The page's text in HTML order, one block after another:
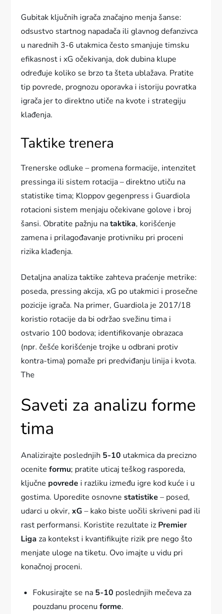
Gubitak ključnih igrača značajno menja šanse:
odsustvo startnog napadača ili glavnog defanzivca
u narednih 3-6 utakmica često smanjuje timsku
efikasnost i xG očekivanja, dok dubina klupe
određuje koliko se brzo ta šteta ublažava. Pratite
tip povrede, prognozu oporavka i istoriju povratka
igrača jer to direktno utiče na kvote i strategiju
klađenja.
Taktike trenera
Trenerske odluke – promena formacije, intenzitet
pressinga ili sistem rotacija – direktno utiču na
statistike tima; Kloppov gegenpress i Guardiola
rotacioni sistem menjaju očekivane golove i broj
šansi. Obratite pažnju nataktika, korišćenje
zamena i prilagođavanje protivniku pri proceni
rizika klađenja.
Detaljna analiza taktike zahteva praćenje metrike:
poseda, pressing akcija, xG po utakmici i prosečne
pozicije igrača. Na primer, Guardiola je 2017/18
koristio rotacije da bi održao svežinu tima i
ostvario 100 bodova; identifikovanje obrazaca
(npr. češće korišćenje trojke u odbrani protiv
kontra-tima) pomaže pri predviđanju linija i kvota.
The
Saveti za analizu forme
tima
Analizirajte poslednjih 5-10 utakmica da precizno
oceniteformu; pratite uticaj teškog rasporeda,
ključne povrede i razliku između igre kod kuće i u
gostima. Uporedite osnovnestatistike – posed,
udarci u okvir,xG – kako biste uočili skriveni pad ili
rast performansi. Koristite rezultate iz Premier
Liga za kontekst i kvantifikujte rizik pre nego što
menjate uloge na tiketu. Ovo imajte u vidu pri
konačnoj proceni.
Fokusirajte se na 5-10 poslednjih mečeva za
pouzdanu procenuforme.